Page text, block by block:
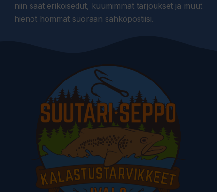
niin saat erikoisedut, kuumimmat tarjoukset ja muut
hienot hommat suoraan sähköpostiisi.